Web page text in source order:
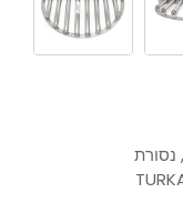
נסורת